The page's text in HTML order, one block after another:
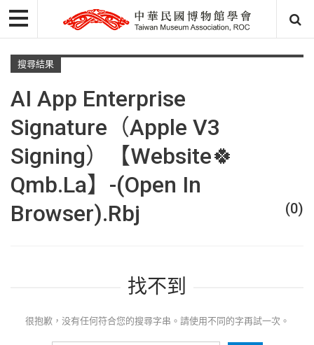
搜尋結果
AI App Enterprise
Signature（Apple V3
Signing）【Website🍀
Qmb.la】-(Open In
Browser).rbj
(0)
找不到
很抱歉，没有任何符合您的搜尋字串。請使用不同的字再試一次。